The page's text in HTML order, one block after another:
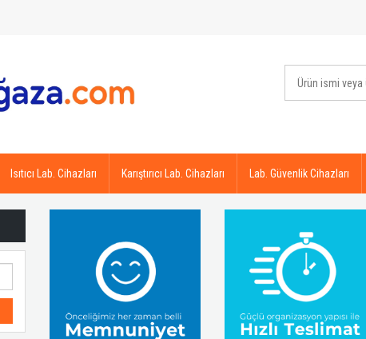
Isıtıcı Lab. Cihazları Karıştırıcı Lab. Cihazları Lab. Güvenlik Cihazları